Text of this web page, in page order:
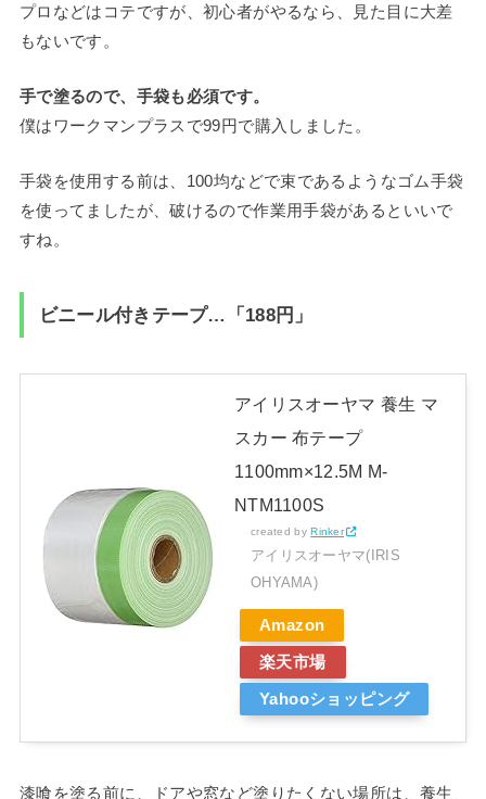
プロなどはコテですが、初心者がやるなら、見た目に大差
もないです。
手で塗るので、手袋も必須です。
僕はワークマンプラスで99円で購入しました。
手袋を使用する前は、100均などで束であるようなゴム手袋
を使ってましたが、破けるので作業用手袋があるといいで
すね。
ビニール付きテープ…「188円」
アイリスオーヤマ 養生 マ
スカー 布テープ
1100mm×12.5M M-
NTM1100S
created byRinker
アイリスオーヤマ(IRIS
OHYAMA)
Amazon
楽天市場
Yahooショッピング
漆喰を塗る前に、ドアや窓など塗りたくない場所は、養生